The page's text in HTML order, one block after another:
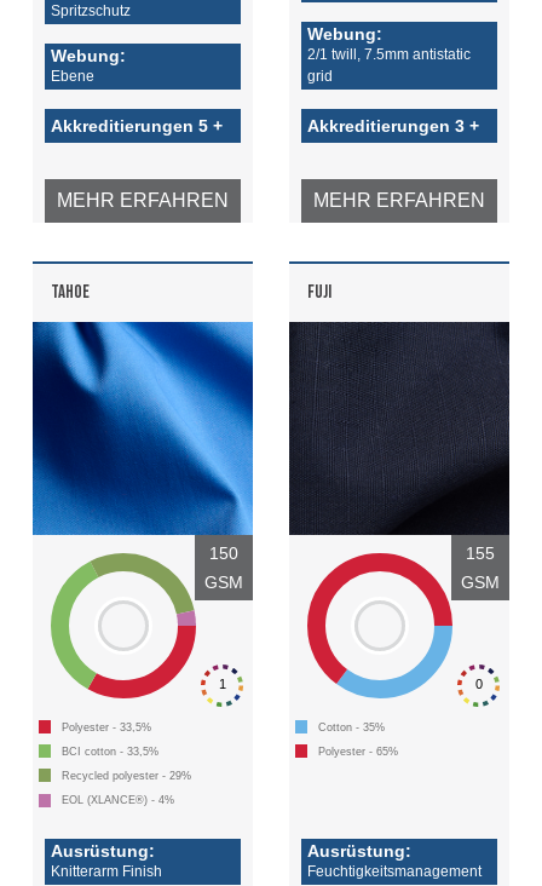
Spritzschutz
Webung:
Ebene
Akkreditierungen 5 +
MEHR ERFAHREN
Webung:
2/1 twill, 7.5mm antistatic
grid
Akkreditierungen 3 +
MEHR ERFAHREN
TAHOE
1
150
GSM
Polyester - 33,5%
BCI cotton - 33,5%
Recycled polyester - 29%
EOL (XLANCE®) - 4%
Ausrüstung:
Knitterarm Finish
FUJI
0
155
GSM
Cotton - 35%
Polyester - 65%
Ausrüstung:
Feuchtigkeitsmanagement